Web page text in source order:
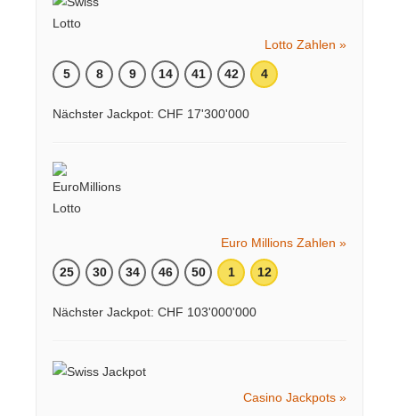
Lotto Zahlen »
5 8 9 14 41 42 4
Nächster Jackpot: CHF 17'300'000
Euro Millions Zahlen »
25 30 34 46 50 1 12
Nächster Jackpot: CHF 103'000'000
Casino Jackpots »